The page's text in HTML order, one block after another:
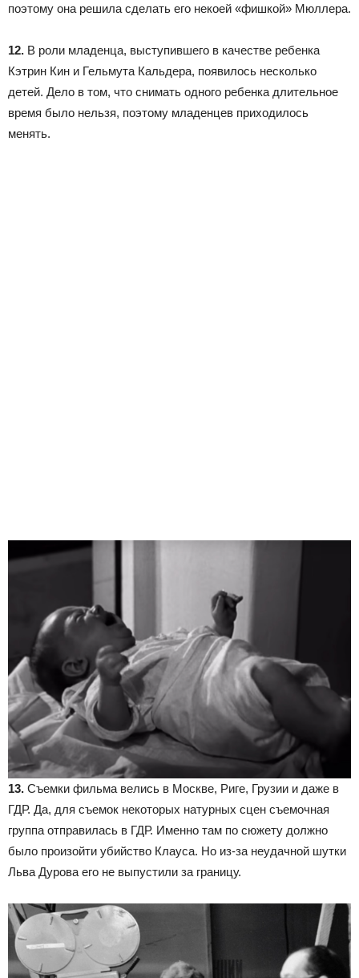
поэтому она решила сделать его некоей «фишкой» Мюллера.
12. В роли младенца, выступившего в качестве ребенка
Кэтрин Кин и Гельмута Кальдера, появилось несколько
детей. Дело в том, что снимать одного ребенка длительное
время было нельзя, поэтому младенцев приходилось
менять.
13. Съемки фильма велись в Москве, Риге, Грузии и даже в
ГДР. Да, для съемок некоторых натурных сцен съемочная
группа отправилась в ГДР. Именно там по сюжету должно
было произойти убийство Клауса. Но из-за неудачной шутки
Льва Дурова его не выпустили за границу.